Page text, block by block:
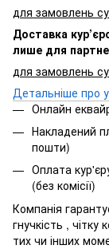
для замовлень
Доставка
лише для
для замовлень
Детальніше про
Онлайн
Накладений
пошти)
Оплата
(без комісії)
Компанія
гнучкість ,
тих чи інших